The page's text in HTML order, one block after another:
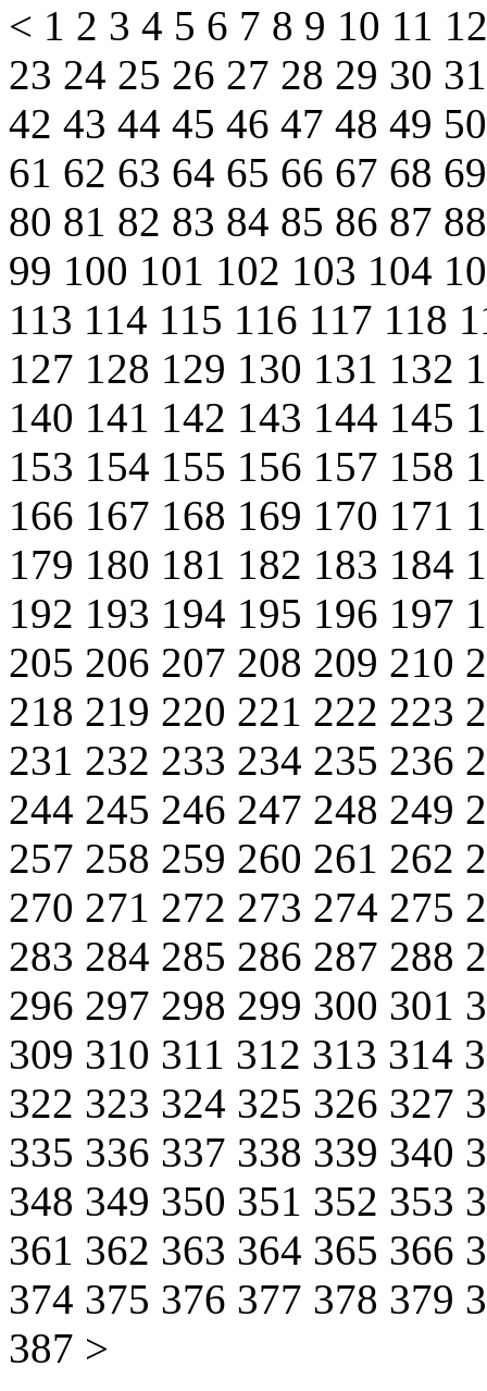
< 1 2 3 4 5 6 7 8 9 10 11
23 24 25 26 27 28 29 30
42 43 44 45 46 47 48 49
61 62 63 64 65 66 67 68
80 81 82 83 84 85 86 87
99 100 101 102 103 104
113 114 115 116 117 118
127 128 129 130 131 132
140 141 142 143 144 145
153 154 155 156 157 158
166 167 168 169 170 171
179 180 181 182 183 184
192 193 194 195 196 197
205 206 207 208 209 210
218 219 220 221 222 223
231 232 233 234 235 236
244 245 246 247 248 249
257 258 259 260 261 262
270 271 272 273 274 275
283 284 285 286 287 288
296 297 298 299 300 301
309 310 311 312 313 314
322 323 324 325 326 327
335 336 337 338 339 340
348 349 350 351 352 353
361 362 363 364 365 366
374 375 376 377 378 379
387 >